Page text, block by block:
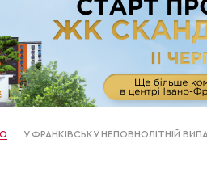
У ФРАНКІВСЬКУ НЕПОВНОЛІТНІЙ